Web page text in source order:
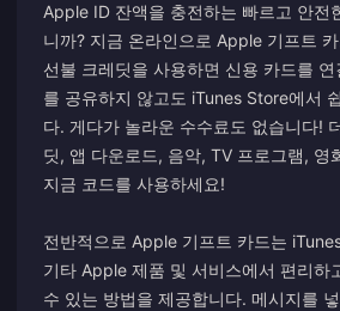
Apple ID 잔액을 충전하는 빠르고 안전
니까? 지금 온라인으로 Apple 기프트
선불 크레딧을 사용하면 신용 카드를
를 공유하지 않고도 iTunes Store에서
다. 게다가 놀라운 수수료도 없습니다!
딧, 앱 다운로드, 음악, TV 프로그램, 영
지금 코드를 사용하세요!
전반적으로 Apple 기프트 카드는
기타 Apple 제품 및 서비스에서 편리하
수 있는 방법을 제공합니다. 메시지를